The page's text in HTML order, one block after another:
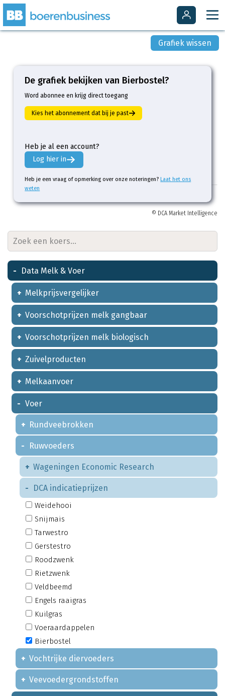
Grafiek wissen
De grafiek bekijken van Bierbostel?
Word abonnee en krijg direct toegang
Kies het abonnement dat bij je past
Heb je al een account?
Log hier in
Heb je een vraag of opmerking over onze noteringen?Laat het ons
weten
Data Melk & Voer
Melkprijsvergelijker
Voorschotprijzen melk gangbaar
Voorschotprijzen melk biologisch
Zuivelproducten
Melkaanvoer
Voer
Rundveebrokken
Ruwvoeders
Wageningen Economic Research
DCA indicatieprijzen
Weidehooi
Snijmais
Tarwestro
Gerstestro
Roodzwenk
Rietzwenk
Veldbeemd
Engels raaigras
Kuilgras
Voeraardappelen
Bierbostel
Vochtrijke diervoeders
Veevoedergrondstoffen